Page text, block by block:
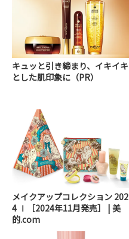
キュッと引き締まり、イキイキ
とした肌印象に（PR）
メイクアップコレクション 202
4 Ⅰ［2024年11月発売］ | 美
的.com